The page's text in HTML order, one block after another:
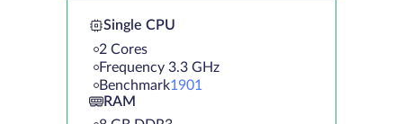
Single CPU
2 Cores
Frequency 3.3 GHz
Benchmark1901
RAM